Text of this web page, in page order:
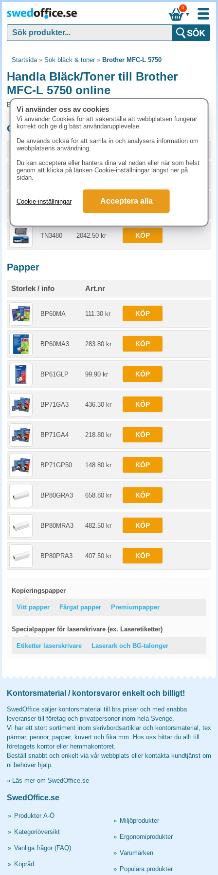
▼
0
Startsida» Sök bläck & toner» Brother MFC-L 5750
Handla Bläck/Toner till Brother
MFC-L 5750 online
Bläck/Toner och tillbehör som passar till Brother MFC-L 5750
Originalprodukter till Brother MFC-L 5750
Storlek / info Art.nr
KÖP
TN3430 1223.80 kr KÖP
TN3480 2042.50 kr KÖP
Papper
Storlek / info Art.nr
BP60MA 111.30 kr KÖP
BP60MA3 283.80 kr KÖP
BP61GLP 99.90 kr KÖP
BP71GA3 436.30 kr KÖP
BP71GA4 218.80 kr KÖP
BP71GP50 148.80 kr KÖP
BP80GRA3 658.80 kr KÖP
BP80MRA3 482.50 kr KÖP
BP80PRA3 407.50 kr KÖP
Kopieringspapper
Vitt papper Färgat papper Premiumpapper
Specialpapper för laserskrivare (ex. Laseretiketter)
Etiketter laserskrivare Laserark och BG-talonger
Kontorsmaterial / kontorsvaror enkelt och billigt!
SwedOffice säljer kontorsmaterial till bra priser och med snabba
leveranser till företag och privatpersoner inom hela Sverige.
Vi har ett stort sortiment inom skrivbordsartiklar och kontorsmaterial, tex
pärmar, pennor, papper, kuvert och fika mm. Hos oss hittar du allt till
företagets kontor eller hemmakontoret.
Beställ snabbt och enkelt via vår webbplats eller kontakta kundtjänst om
ni behöver hjälp.
» Läs mer om SwedOffice.se
SwedOffice.se
» Produkter A-Ö
» Kategoriöversikt
» Vanliga frågor (FAQ)
» Köpråd
» Miljöprodukter
» Ergonomiprodukter
» Varumärken
» Populära produkter
Vi använder oss av cookies
Vi använder Cookies för att säkerställa att webbplatsen fungerar
korrekt och ge dig bäst användarupplevelse.
De används också för att samla in och analysera information om
webbplatsens användning.
Du kan acceptera eller hantera dina val nedan eller när som helst
genom att klicka på länken Cookie-inställningar längst ner på
sidan.
Cookie-inställningar Acceptera alla